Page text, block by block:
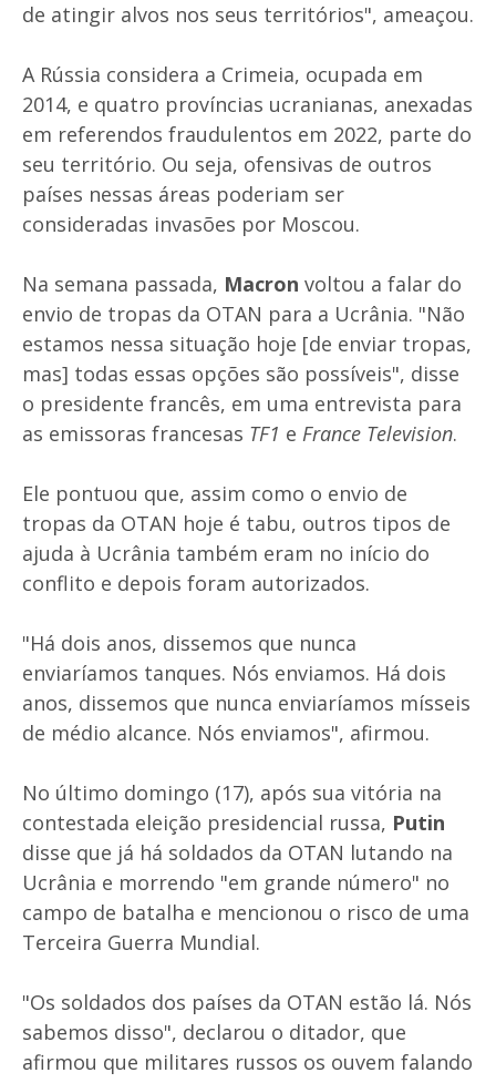
de atingir alvos nos seus territórios", ameaçou.
A Rússia considera a Crimeia, ocupada em
2014, e quatro províncias ucranianas, anexadas
em referendos fraudulentos em 2022, parte do
seu território. Ou seja, ofensivas de outros
países nessas áreas poderiam ser
consideradas invasões por Moscou.
Na semana passada, Macron voltou a falar do
envio de tropas da OTAN para a Ucrânia. "Não
estamos nessa situação hoje [de enviar tropas,
mas] todas essas opções são possíveis", disse
o presidente francês, em uma entrevista para
as emissoras francesas TF1 e France Television.
Ele pontuou que, assim como o envio de
tropas da OTAN hoje é tabu, outros tipos de
ajuda à Ucrânia também eram no início do
conflito e depois foram autorizados.
"Há dois anos, dissemos que nunca
enviaríamos tanques. Nós enviamos. Há dois
anos, dissemos que nunca enviaríamos mísseis
de médio alcance. Nós enviamos", afirmou.
No último domingo (17), após sua vitória na
contestada eleição presidencial russa, Putin
disse que já há soldados da OTAN lutando na
Ucrânia e morrendo "em grande número" no
campo de batalha e mencionou o risco de uma
Terceira Guerra Mundial.
"Os soldados dos países da OTAN estão lá. Nós
sabemos disso", declarou o ditador, que
afirmou que militares russos os ouvem falando